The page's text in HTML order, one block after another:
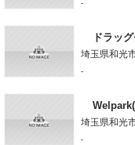
-
ドラッ
埼玉県和光
-
埼玉県和光
-